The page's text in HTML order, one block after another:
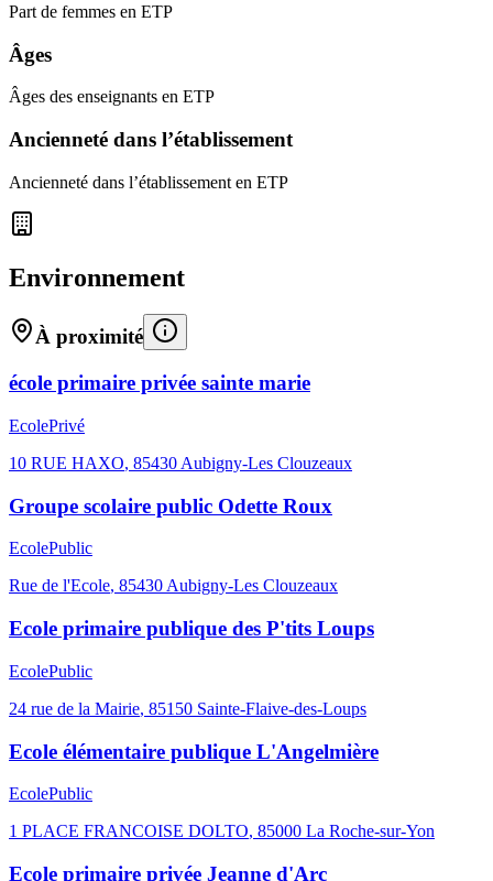
Part de femmes en ETP
Âges
Âges des enseignants en ETP
Ancienneté dans l’établissement
Ancienneté dans l’établissement en ETP
Environnement
À proximité
école primaire privée sainte marie
EcolePrivé
10 RUE HAXO, 85430 Aubigny-Les Clouzeaux
Groupe scolaire public Odette Roux
EcolePublic
Rue de l'Ecole, 85430 Aubigny-Les Clouzeaux
Ecole primaire publique des P'tits Loups
EcolePublic
24 rue de la Mairie, 85150 Sainte-Flaive-des-Loups
Ecole élémentaire publique L'Angelmière
EcolePublic
1 PLACE FRANCOISE DOLTO, 85000 La Roche-sur-Yon
Ecole primaire privée Jeanne d'Arc